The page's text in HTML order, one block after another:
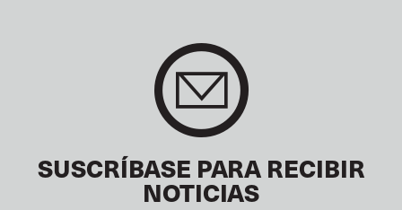
SUSCRÍBASE PARA RECIBIR
NOTICIAS